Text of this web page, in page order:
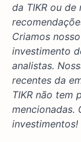
da TIKR ou
Criamos
investimento
analistas.
recentes da
TIKR não tem
mencionadas.
investimentos!